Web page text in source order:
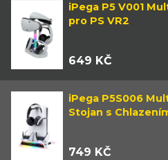
iPega P5 V001
pro PS VR2
649 KČ
iPega P5S006
Stojan s
749 KČ